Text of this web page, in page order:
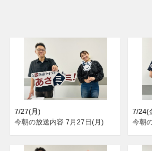
7/27(月)
今朝の放送内容 7月27日(月)
7/24(
今朝